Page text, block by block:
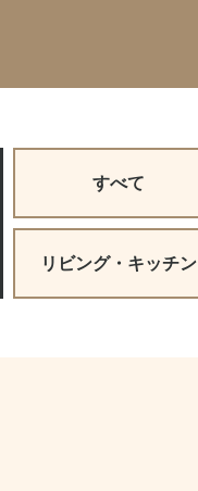
すべて
リビング・キッチン